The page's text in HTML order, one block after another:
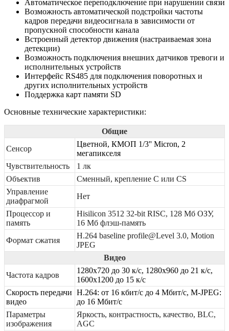
Автоматическое переподключение при нарушении связи
Возможность автоматической подстройки частоты
кадров передачи видеосигнала в зависимости от
пропускной способности канала
Встроенный детектор движения (настраиваемая зона
детекции)
Возможность подключения внешних датчиков тревоги и
исполнительных устройств
Интерфейс RS485 для подключения поворотных и
других исполнительных устройств
Поддержка карт памяти SD
Основные технические характеристики:
Общие
Сенсор
Цветной, КМОП 1/3'' Micron, 2
мегапикселя
Чувствительность
1 лк
Объектив
Сменный, крепление С или CS
Управление
диафрагмой
Нет
Процессор и
память
Hisilicon 3512 32-bit RISC, 128 Мб ОЗУ,
16 Мб флэш-память
Формат сжатия
H.264 baseline profile@Level 3.0, Motion
JPEG
Видео
Частота кадров
1280х720 до 30 к/с, 1280х960 до 21 к/с,
1600х1200 до 15 к/с
Скорость передачи
видео
Н.264: от 16 кбит/c до 4 Мбит/с, M-JPEG:
до 16 Мбит/с
Параметры
изображения
Яркость, контрастность, качество, BLC,
AGC